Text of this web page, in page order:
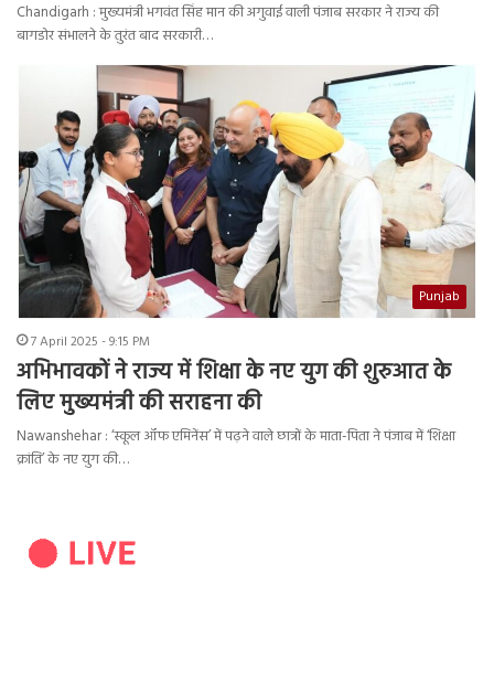
Chandigarh : मुख्यमंत्री भगवंत सिंह मान की अगुवाई वाली पंजाब सरकार ने राज्य की
बागडोर संभालने के तुरंत बाद सरकारी…
Punjab
7 April 2025 - 9:15 PM
अभिभावकों ने राज्य में शिक्षा के नए युग की शुरुआत के
लिए मुख्यमंत्री की सराहना की
Nawanshehar : ‘स्कूल ऑफ एमिनेंस’ में पढ़ने वाले छात्रों के माता-पिता ने पंजाब में ‘शिक्षा
क्रांति’ के नए युग की…